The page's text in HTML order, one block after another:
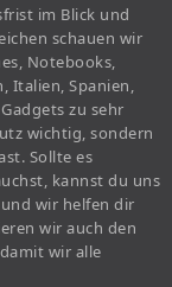
im Blick und
schauen wir
Notebooks,
Italien, Spanien,
zu sehr
wichtig, sondern
Sollte es
kannst du uns
wir helfen dir
wir auch den
wir alle